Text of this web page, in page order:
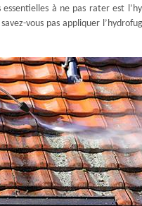
à ne pas rater est
vous pas appliquer